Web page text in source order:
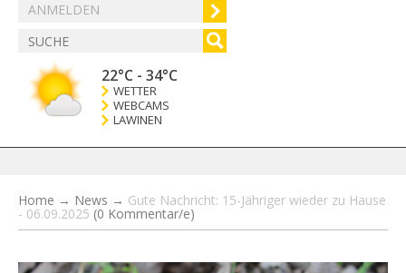
ANMELDEN
22°C - 34°C
WETTER
WEBCAMS
LAWINEN
Home → News → Gute Nachricht: 15-Jähriger wieder zu Hause
- 06.09.2025 (0 Kommentar/e)